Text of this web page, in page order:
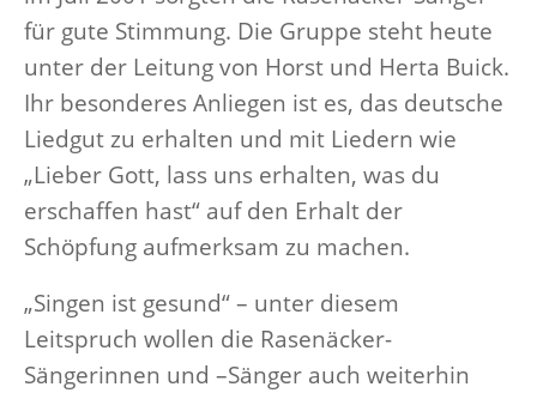
für gute Stimmung. Die Gruppe steht heute
unter der Leitung von Horst und Herta Buick.
Ihr besonderes Anliegen ist es, das deutsche
Liedgut zu erhalten und mit Liedern wie
„Lieber Gott, lass uns erhalten, was du
erschaffen hast“ auf den Erhalt der
Schöpfung aufmerksam zu machen.
„Singen ist gesund“ – unter diesem
Leitspruch wollen die Rasenäcker-
Sängerinnen und –Sänger auch weiterhin